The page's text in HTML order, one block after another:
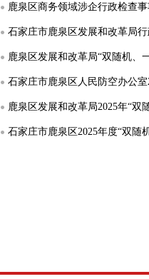
鹿泉区商务领域涉企行政检查
石家庄市鹿泉区发展和改革局
鹿泉区发展和改革局“双随机、
石家庄市鹿泉区人民防空办公
鹿泉区发展和改革局2025年“双
石家庄市鹿泉区2025年度“双随